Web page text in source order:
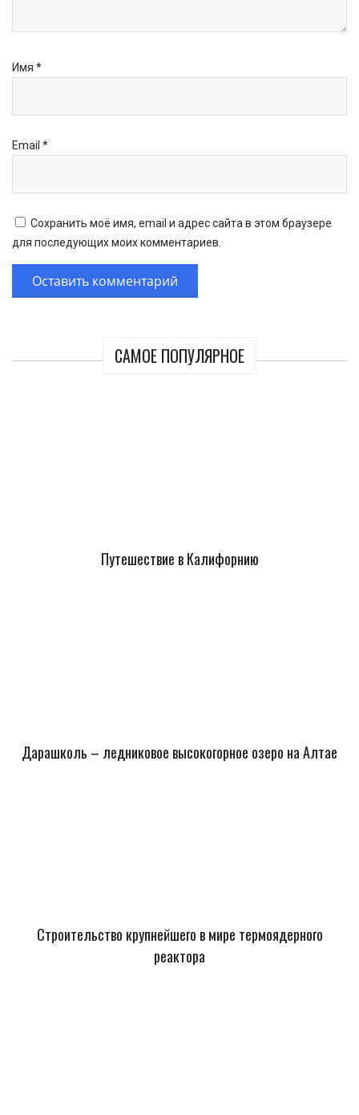
САМОЕ ПОПУЛЯРНОЕ
Путешествие в Калифорнию
Дарашколь – ледниковое высокогорное озеро на Алтае
Строительство крупнейшего в мире термоядерного
реактора
Имя *
Email *
Сохранить моё имя, email и адрес сайта в этом браузере
для последующих моих комментариев.